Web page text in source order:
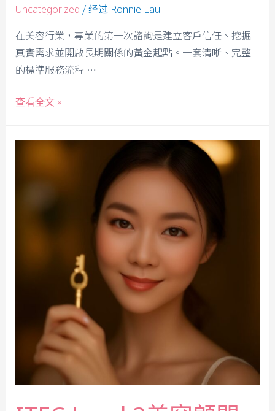
Uncategorized / 经过 Ronnie Lau
在美容行業，專業的第一次諮詢是建立客戶信任、挖掘
真實需求並開啟長期關係的黃金起點。一套清晰、完整
的標準服務流程 …
查看全文 »